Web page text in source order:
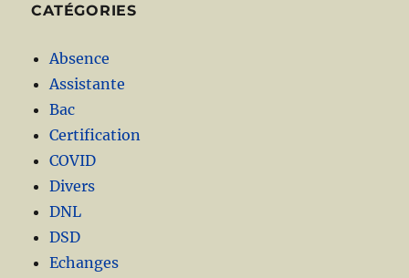
CATÉGORIES
Absence
Assistante
Bac
Certification
COVID
Divers
DNL
DSD
Echanges